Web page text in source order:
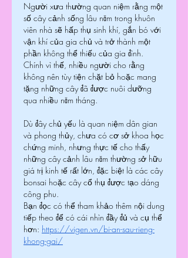
Người xưa thường quan niệm rằng một
số cây cảnh sống lâu năm trong khuôn
viên nhà sẽ hấp thụ sinh khí, gắn bó với
vận khí của gia chủ và trở thành một
phần không thể thiếu của gia đình.
Chính vì thế, nhiều người cho rằng
không nên tùy tiện chặt bỏ hoặc mang
tặng những cây đã được nuôi dưỡng
qua nhiều năm tháng.
Dù đây chủ yếu là quan niệm dân gian
và phong thủy, chưa có cơ sở khoa học
chứng minh, nhưng thực tế cho thấy
những cây cảnh lâu năm thường sở hữu
giá trị kinh tế rất lớn, đặc biệt là các cây
bonsai hoặc cây cổ thụ được tạo dáng
công phu.
Bạn đọc có thể tham khảo thêm nội dung
tiếp theo để có cái nhìn đầy đủ và cụ thể
hơn: https://vigen.vn/bi-an-sau-rieng-
khong-gai/